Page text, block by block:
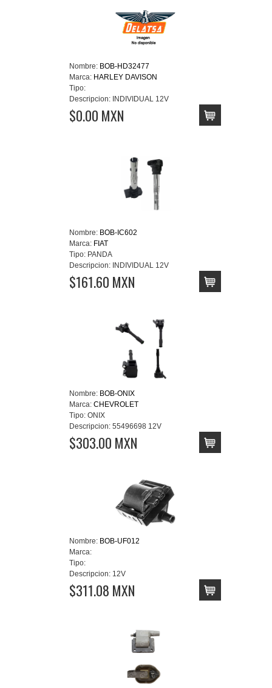
Nombre: BOB-HD32477
Marca: HARLEY DAVISON
Tipo:
Descripcion: INDIVIDUAL 12V
$0.00 MXN
Nombre: BOB-IC602
Marca: FIAT
Tipo: PANDA
Descripcion: INDIVIDUAL 12V
$161.60 MXN
Nombre: BOB-ONIX
Marca: CHEVROLET
Tipo: ONIX
Descripcion: 55496698 12V
$303.00 MXN
Nombre: BOB-UF012
Marca:
Tipo:
Descripcion: 12V
$311.08 MXN